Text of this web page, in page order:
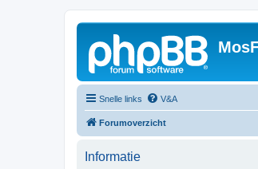
Snelle links V&A
Forumoverzicht
Informatie